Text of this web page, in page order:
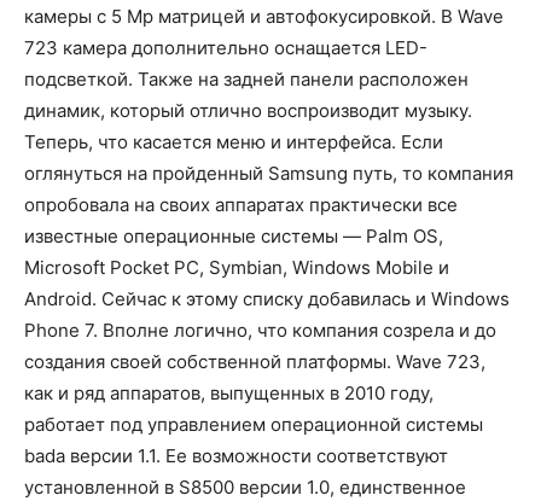
камеры с 5 Mp матрицей и автофокусировкой. В Wave
723 камера дополнительно оснащается LED-
подсветкой. Также на задней панели расположен
динамик, который отлично воспроизводит музыку.
Теперь, что касается меню и интерфейса. Если
оглянуться на пройденный Samsung путь, то компания
опробовала на своих аппаратах практически все
известные операционные системы — Palm OS,
Microsoft Pocket PC, Symbian, Windows Mobile и
Android. Сейчас к этому списку добавилась и Windows
Phone 7. Вполне логично, что компания созрела и до
создания своей собственной платформы. Wave 723,
как и ряд аппаратов, выпущенных в 2010 году,
работает под управлением операционной системы
bada версии 1.1. Ее возможности соответствуют
установленной в S8500 версии 1.0, единственное